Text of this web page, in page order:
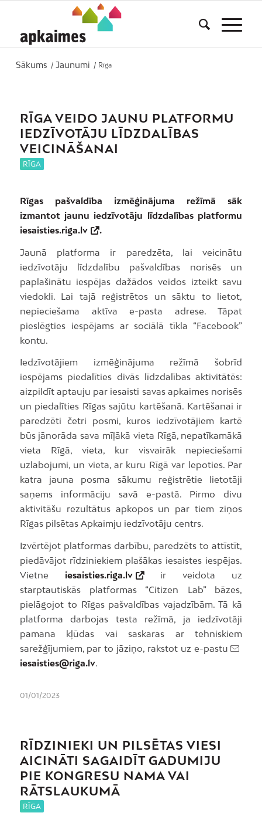
Sākums / Jaunumi / Rīga
RĪGA VEIDO JAUNU PLATFORMU
IEDZĪVOTĀJU LĪDZDALĪBAS
VEICINĀŠANAI
RĪGA
Rīgas pašvaldība izmēģinājuma režīmā sāk
izmantot jaunu iedzīvotāju līdzdalības platformu
iesaisties.riga.lv
.
Jaunā platforma ir paredzēta, lai veicinātu
iedzīvotāju līdzdalību pašvaldības norisēs un
paplašinātu iespējas dažādos veidos izteikt savu
viedokli. Lai tajā reģistrētos un sāktu to lietot,
nepieciešama aktīva e-pasta adrese. Tāpat
pieslēgties iespējams ar sociālā tīkla “Facebook”
kontu.
Iedzīvotājiem izmēģinājuma režīmā šobrīd
iespējams piedalīties divās līdzdalības aktivitātēs:
aizpildīt aptauju par iesaisti savas apkaimes norisēs
un piedalīties Rīgas sajūtu kartēšanā. Kartēšanai ir
paredzēti četri posmi, kuros iedzīvotājiem kartē
būs jānorāda sava mīļākā vieta Rīgā, nepatīkamākā
vieta Rīgā, vieta, kur visvairāk nepieciešami
uzlabojumi, un vieta, ar kuru Rīgā var lepoties. Par
katra jauna posma sākumu reģistrētie lietotāji
saņems informāciju savā e-pastā. Pirmo divu
aktivitāšu rezultātus apkopos un par tiem ziņos
Rīgas pilsētas Apkaimju iedzīvotāju centrs.
Izvērtējot platformas darbību, paredzēts to attīstīt,
piedāvājot rīdziniekiem plašākas iesaistes iespējas.
Vietne iesaisties.riga.lv
ir veidota uz
starptautiskās platformas “Citizen Lab” bāzes,
pielāgojot to Rīgas pašvaldības vajadzībām. Tā kā
platforma darbojas testa režīmā, ja iedzīvotāji
pamana kļūdas vai saskaras ar tehniskiem
sarežģījumiem, par to jāziņo, rakstot uz e-pastu
iesaisties@riga.lv.
01/01/2023
RĪDZINIEKI UN PILSĒTAS VIESI
AICINĀTI SAGAIDĪT GADUMIJU
PIE KONGRESU NAMA VAI
RĀTSLAUKUMĀ
RĪGA